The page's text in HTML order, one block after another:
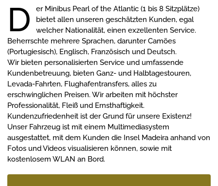
D
er Minibus Pearl of the Atlantic (1 bis 8 Sitzplätze)
bietet allen unseren geschätzten Kunden, egal
welcher Nationalität, einen exzellenten Service.
Beherrschte mehrere Sprachen, darunter Camões
(Portugiesisch), Englisch, Französisch und Deutsch.
Wir bieten personalisierten Service und umfassende
Kundenbetreuung, bieten Ganz- und Halbtagestouren,
Levada-Fahrten, Flughafentransfers, alles zu
erschwinglichen Preisen. Wir arbeiten mit höchster
Professionalität, Fleiß und Ernsthaftigkeit.
Kundenzufriedenheit ist der Grund für unsere Existenz!
Unser Fahrzeug ist mit einem Multimediasystem
ausgestattet, mit dem Kunden die Insel Madeira anhand von
Fotos und Videos visualisieren können, sowie mit
kostenlosem WLAN an Bord.